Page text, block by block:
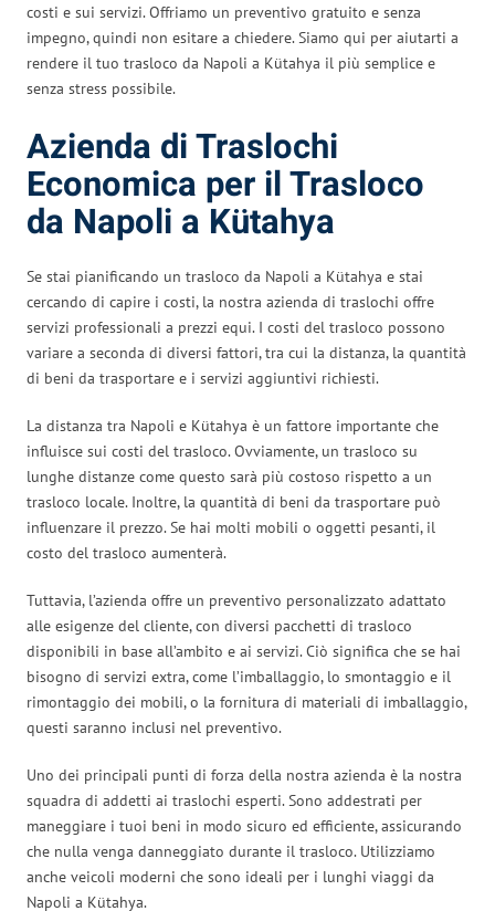
costi e sui servizi. Offriamo un preventivo gratuito e senza
impegno, quindi non esitare a chiedere. Siamo qui per aiutarti a
rendere il tuo trasloco da Napoli a Kütahya il più semplice e
senza stress possibile.
Azienda di Traslochi
Economica per il Trasloco
da Napoli a Kütahya
Se stai pianificando un trasloco da Napoli a Kütahya e stai
cercando di capire i costi, la nostra azienda di traslochi offre
servizi professionali a prezzi equi. I costi del trasloco possono
variare a seconda di diversi fattori, tra cui la distanza, la quantità
di beni da trasportare e i servizi aggiuntivi richiesti.
La distanza tra Napoli e Kütahya è un fattore importante che
influisce sui costi del trasloco. Ovviamente, un trasloco su
lunghe distanze come questo sarà più costoso rispetto a un
trasloco locale. Inoltre, la quantità di beni da trasportare può
influenzare il prezzo. Se hai molti mobili o oggetti pesanti, il
costo del trasloco aumenterà.
Tuttavia, l’azienda offre un preventivo personalizzato adattato
alle esigenze del cliente, con diversi pacchetti di trasloco
disponibili in base all’ambito e ai servizi. Ciò significa che se hai
bisogno di servizi extra, come l’imballaggio, lo smontaggio e il
rimontaggio dei mobili, o la fornitura di materiali di imballaggio,
questi saranno inclusi nel preventivo.
Uno dei principali punti di forza della nostra azienda è la nostra
squadra di addetti ai traslochi esperti. Sono addestrati per
maneggiare i tuoi beni in modo sicuro ed efficiente, assicurando
che nulla venga danneggiato durante il trasloco. Utilizziamo
anche veicoli moderni che sono ideali per i lunghi viaggi da
Napoli a Kütahya.